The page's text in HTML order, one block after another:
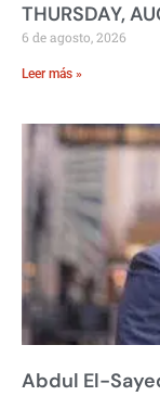
THURSDAY,
6 de agosto, 2026
Leer más »
Abdul El-